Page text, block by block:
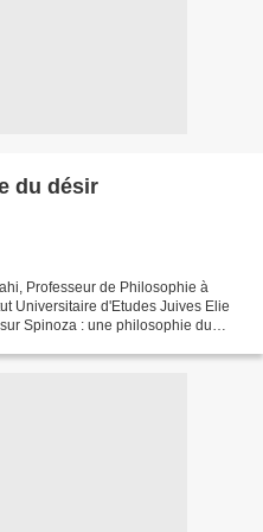
du désir
Professeur de Philosophie à
Universitaire d'Etudes Juives Elie
Spinoza : une philosophie du